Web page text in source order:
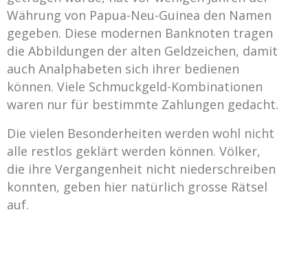
Währung von Papua-Neu-Guinea den Namen
gegeben. Diese modernen Banknoten tragen
die Abbildungen der alten Geldzeichen, damit
auch Analphabeten sich ihrer bedienen
können. Viele Schmuckgeld-Kombinationen
waren nur für bestimmte Zahlungen gedacht.
Die vielen Besonderheiten werden wohl nicht
alle restlos geklärt werden können. Völker,
die ihre Vergangenheit nicht niederschreiben
konnten, geben hier natürlich grosse Rätsel
auf.